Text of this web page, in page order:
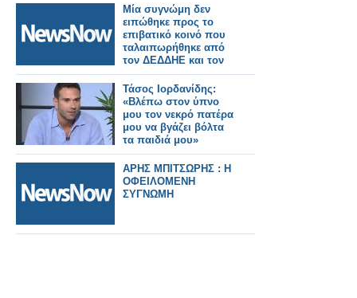
Μία συγνώμη δεν
ειπώθηκε προς το
επιβατικό κοινό που
ταλαιπωρήθηκε από
τον ΔΕΔΔΗΕ και τον
ΑΔΜΗΕ
Τάσος Ιορδανίδης:
«Βλέπω στον ύπνο
μου τον νεκρό πατέρα
μου να βγάζει βόλτα
τα παιδιά μου»
ΑΡΗΣ ΜΠΙΤΣΩΡΗΣ : Η
ΟΦΕΙΛΟΜΕΝΗ
ΣΥΓΝΩΜΗ